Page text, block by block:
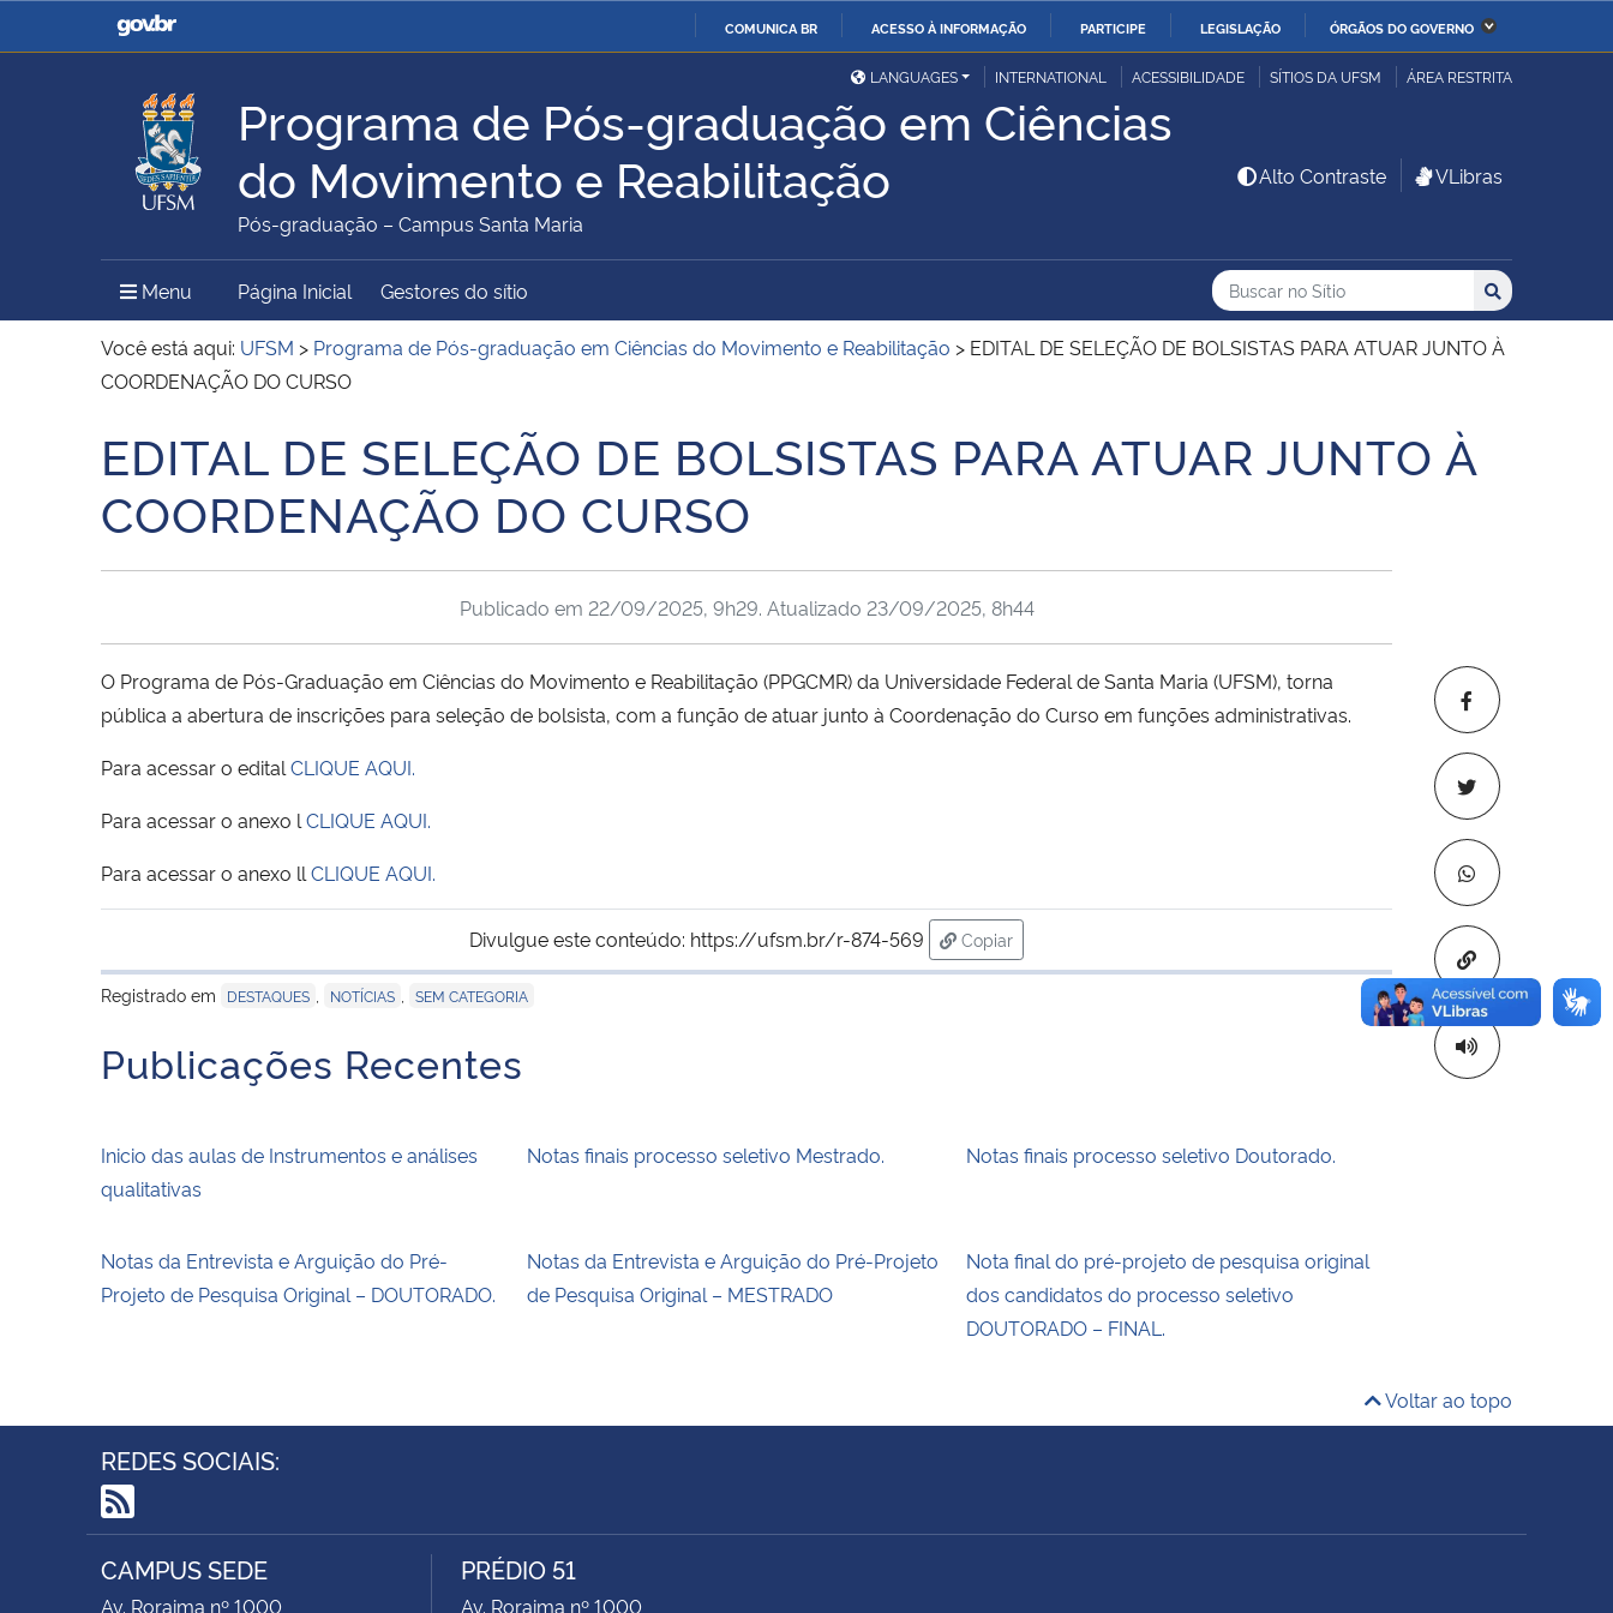
PARA
O
CONTEÚDO
COMUNICA BR ACESSO À INFORMAÇÃO PARTICIPE LEGISLAÇÃO ÓRGÃOS DO GOVERNO
Casa Civil
Ministério da Justiça e
Ministério da Defesa
Ministério das Relações
Exteriores
Ministério da Economia Ministério da Infraestrutura
Ministério da Agricultura,
Pecuária e Abastecimento
Ministério da Educação Ministério da Cidadania Ministério da Saúde Ministério de Minas e Energia
Tecnologia, Inovações e
Humanos
Secretaria-Geral
Institucional
LANGUAGES INTERNATIONAL ACESSIBILIDADE SÍTIOS DA UFSM ÁREA RESTRITA
Programa de Pós-graduação em Ciências
do Movimento e Reabilitação
Pós-graduação – Campus Santa Maria
Alto Contraste VLibras
Menu Menu Principal do Sítio
Página Inicial Gestores do sítio Busca
Buscar no no Sítio
Busca: Buscar
Você está aqui: UFSM > Programa de Pós-graduação em Ciências do Movimento e Reabilitação > EDITAL DE SELEÇÃO DE BOLSISTAS PARA ATUAR JUNTO À
COORDENAÇÃO DO CURSO
Início do conteúdo
EDITAL DE SELEÇÃO DE BOLSISTAS PARA ATUAR JUNTO À
COORDENAÇÃO DO CURSO
Copiar para
Publicado em 22/09/2025, 9h29. Atualizado 23/09/2025, 8h44
O Programa de Pós-Graduação em Ciências do Movimento e Reabilitação (PPGCMR) da Universidade Federal de Santa Maria (UFSM), torna
pública a abertura de inscrições para seleção de bolsista, com a função de atuar junto à Coordenação do Curso em funções administrativas.
Para acessar o edital CLIQUE AQUI.
Para acessar o anexo l CLIQUE AQUI.
Para acessar o anexo ll CLIQUE AQUI.
Divulgue este conteúdo: https://ufsm.br/r-874-569
Copiar
para área de transferência
Registrado em
DESTAQUES NOTÍCIAS SEM CATEGORIA
Publicações Recentes
Inicio das aulas de Instrumentos e análises
qualitativas
Notas finais processo seletivo Mestrado. Notas finais processo seletivo Doutorado.
Notas da Entrevista e Arguição do Pré-
Projeto de Pesquisa Original – DOUTORADO.
Notas da Entrevista e Arguição do Pré-Projeto
de Pesquisa Original – MESTRADO
Nota final do pré-projeto de pesquisa original
dos candidatos do processo seletivo
DOUTORADO – FINAL.
Voltar ao topo
REDES SOCIAIS:
RSS
CAMPUS SEDE
Av. Roraima nº 1000
PRÉDIO 51
Av. Roraima nº 1000